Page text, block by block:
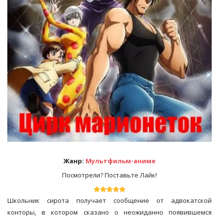
Жанр: Мультфильм-аниме
Посмотрели? Поставьте Лайк!
Школьник сирота получает сообщение от адвокатской
конторы, в котором сказано о неожиданно появившемся